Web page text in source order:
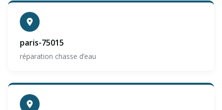
paris-75015
réparation chasse d’eau